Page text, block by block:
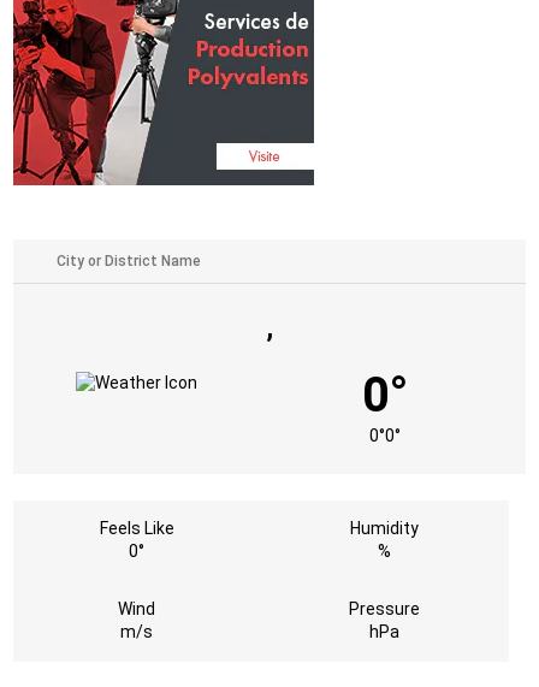
,
0°
0°0°
Feels Like
0°
Humidity
%
Wind
m/s
Pressure
hPa